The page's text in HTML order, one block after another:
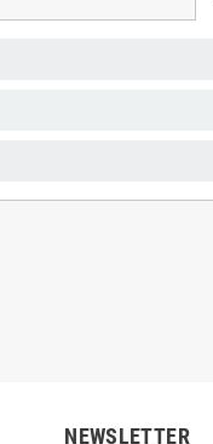
NEWSLETTER